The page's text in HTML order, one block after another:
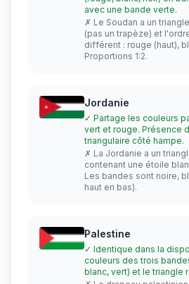
avec une bande verte.
✗ Le Soudan a un
(pas un trapèze) et
différent : rouge (haut),
Proportions 1:2.
Jordanie
✓ Partage les couleurs
vert et rouge. Présence
triangulaire côté hampe.
✗ La Jordanie a un
contenant une étoile
Les bandes sont noire,
haut en bas).
Palestine
✓ Identique dans la
couleurs des trois
blanc, vert) et le triangle